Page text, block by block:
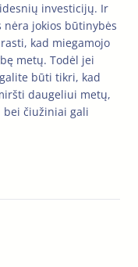
investicijų. Ir
nėra jokios būtinybės
kad miegamojo
metų. Todėl jei
būti tikri, kad
daugeliui metų,
bei čiužiniai gali